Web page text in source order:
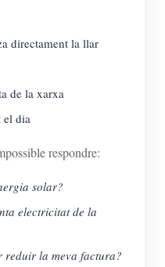
directament la llar
de la xarxa
el dia
respondre:
solar?
electricitat de la
reduir la meva factura?